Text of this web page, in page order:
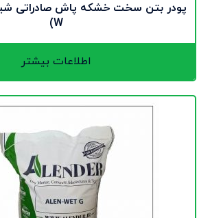
W)
اطلاعات بیشتر